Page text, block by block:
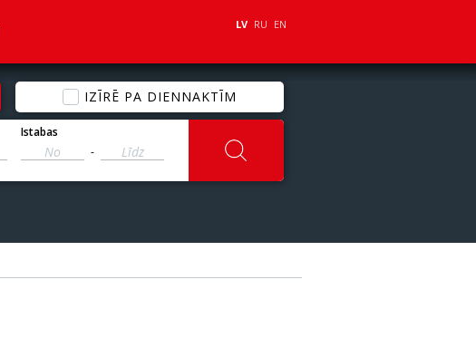
LV RU EN
IZĪRĒ PA DIENNAKTĪM
Istabas
-